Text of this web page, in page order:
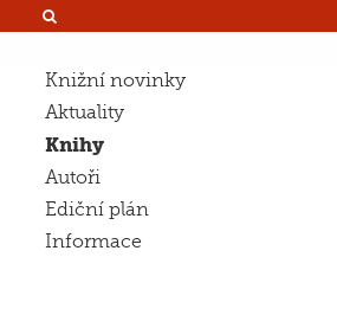
Knižní novinky
Aktuality
Knihy
Autoři
Ediční plán
Informace